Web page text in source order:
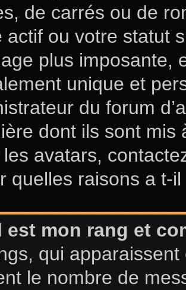
de carrés ou de
actif ou votre statut
plus imposante,
unique et
du forum
dont ils sont mis
avatars,
quelles raisons a t-
est mon rang et
qui
le nombre de